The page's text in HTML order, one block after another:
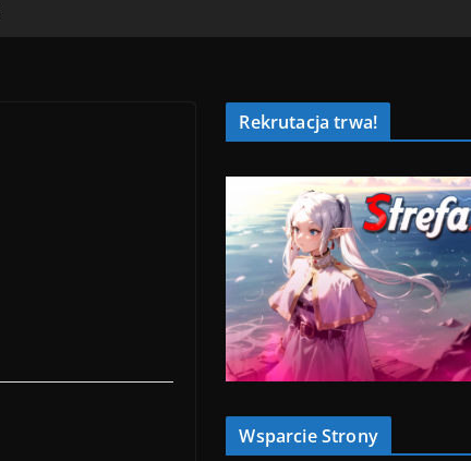
Rekrutacja trwa!
Wsparcie Strony